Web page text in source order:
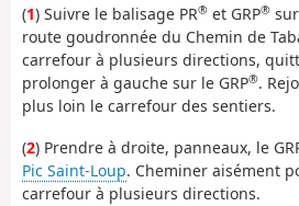
(1) Suivre le balisage PR® et GRP®
route goudronnée du Chemin de
carrefour à plusieurs directions,
prolonger à gauche sur le GRP®.
plus loin le carrefour des sentiers.
(2) Prendre à droite, panneaux, le
Pic Saint-Loup. Cheminer aisément
carrefour à plusieurs directions.